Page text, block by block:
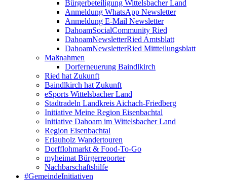
Bürgerbeteiligung Wittelsbacher Land
Anmeldung WhatsApp Newsletter
Anmeldung E-Mail Newsletter
DahoamSocialCommunity Ried
DahoamNewsletterRied Amtsblatt
DahoamNewsletterRied Mittteilungsblatt
Maßnahmen
Dorferneuerung Baindlkirch
Ried hat Zukunft
Baindlkirch hat Zukunft
eSports Wittelsbacher Land
Stadtradeln Landkreis Aichach-Friedberg
Initiative Meine Region Eisenbachtal
Initiative Dahoam im Wittelsbacher Land
Region Eisenbachtal
Erlauholz Wandertouren
Dorfflohmarkt & Food-To-Go
myheimat Bürgerreporter
Nachbarschaftshilfe
#GemeindeInitiativen